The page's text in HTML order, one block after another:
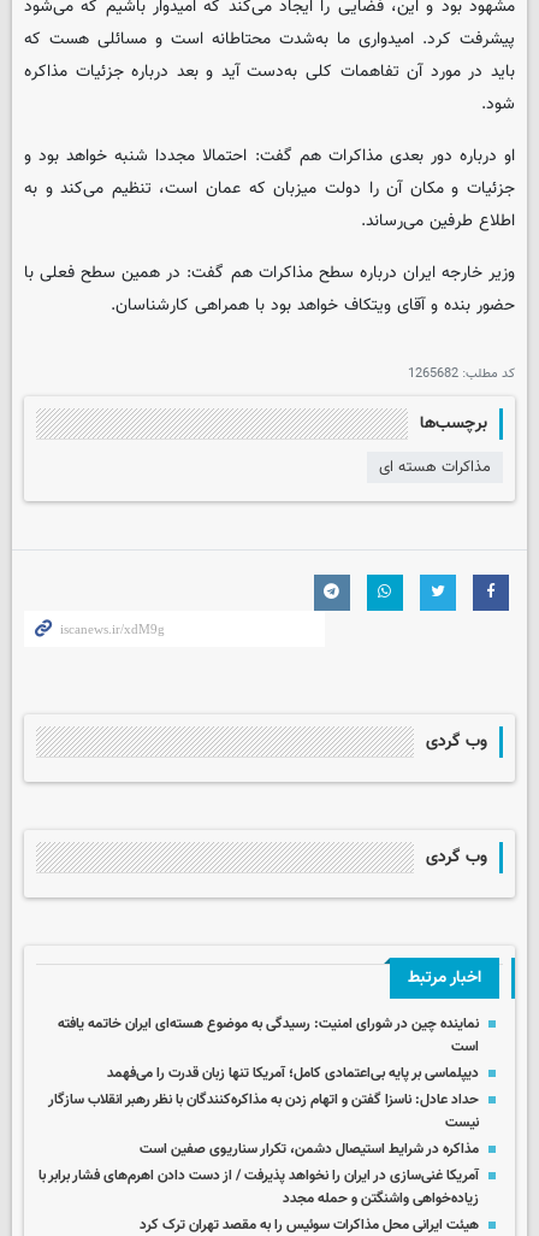
مشهود بود و این، فضایی را ایجاد می‌کند که امیدوار باشیم که می‌شود
پیشرفت کرد. امیدواری ما به‌شدت محتاطانه است و مسائلی هست که
باید در مورد آن تفاهمات کلی به‌دست آید و بعد درباره جزئیات مذاکره
شود.
او درباره دور بعدی مذاکرات هم گفت: احتمالا مجددا شنبه خواهد بود و
جزئیات و مکان آن را دولت میزبان که عمان است، تنظیم می‌کند و به
اطلاع طرفین می‌رساند.
وزیر خارجه ایران درباره سطح مذاکرات هم گفت: در همین سطح فعلی با
حضور بنده و آقای ویتکاف خواهد بود با همراهی کارشناسان.
کد مطلب: 1265682
برچسب‌ها
مذاکرات هسته ای
وب گردی
وب گردی
اخبار مرتبط
نماینده چین در شورای امنیت: رسیدگی به موضوع هسته‌ای ایران خاتمه یافته
است
دیپلماسی بر پایه بی‌اعتمادی کامل؛ آمریکا تنها زبان قدرت را می‌فهمد
حداد عادل: ناسزا گفتن و اتهام زدن به مذاکره‌کنندگان با نظر رهبر انقلاب سازگار
نیست
مذاکره در شرایط استیصال دشمن، تکرار سناریوی صفین است
آمریکا غنی‌سازی در ایران را نخواهد پذیرفت / از دست دادن اهرم‌های فشار برابر با
زیاده‌خواهی واشنگتن و حمله مجدد
هیئت ایرانی محل مذاکرات سوئیس را به مقصد تهران ترک کرد